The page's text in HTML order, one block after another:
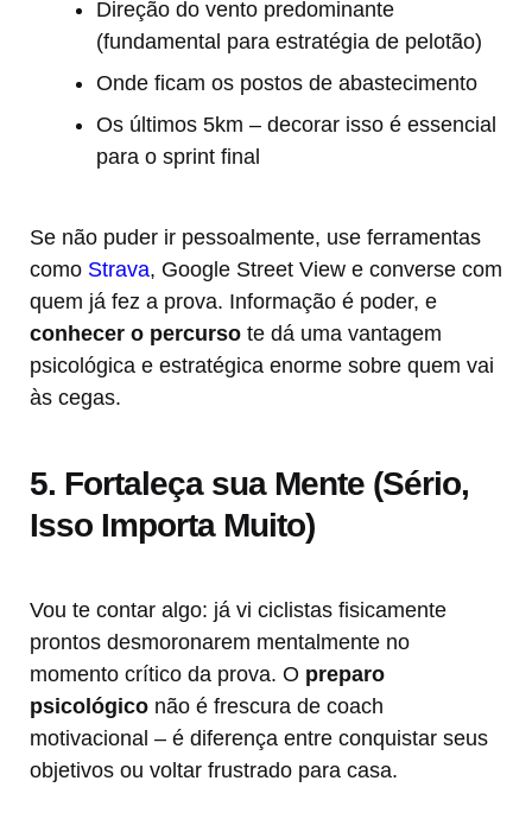
Direção do vento predominante
(fundamental para estratégia de pelotão)
Onde ficam os postos de abastecimento
Os últimos 5km – decorar isso é essencial
para o sprint final
Se não puder ir pessoalmente, use ferramentas
como Strava, Google Street View e converse com
quem já fez a prova. Informação é poder, e
conhecer o percurso te dá uma vantagem
psicológica e estratégica enorme sobre quem vai
às cegas.
5. Fortaleça sua Mente (Sério,
Isso Importa Muito)
Vou te contar algo: já vi ciclistas fisicamente
prontos desmoronarem mentalmente no
momento crítico da prova. O preparo
psicológico não é frescura de coach
motivacional – é diferença entre conquistar seus
objetivos ou voltar frustrado para casa.